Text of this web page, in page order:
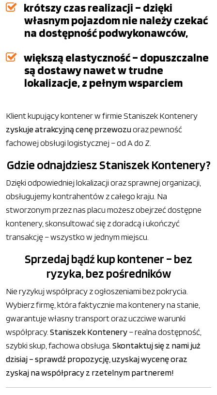
krótszy czas realizacji – dzięki
własnym pojazdom nie należy czekać
na dostępność podwykonawców,
większą elastyczność – dopuszczalne
są dostawy nawet w trudne
lokalizacje, z pełnym wsparciem
Klient kupujący kontener w firmie Staniszek Kontenery
zyskuje atrakcyjną cenę przewozuoraz pewność
fachowej obsługi logistycznej – od A do Z.
Gdzie odnajdziesz Staniszek Kontenery?
Dzięki odpowiedniej lokalizacji oraz sprawnej organizacji,
obsługujemy kontrahentów z całego kraju. Na
stworzonym przez nas placu możesz obejrzeć dostępne
kontenery, skonsultować się z doradcą i ukończyć
transakcję – wszystko w jednym miejscu.
Sprzedaj bądź kup kontener – bez
ryzyka, bez pośredników
Nie ryzykuj współpracy z ogłoszeniami bez pokrycia.
Wybierz firmę, która faktycznie ma kontenery na stanie,
gwarantuje własny transport oraz uczciwe warunki
współpracy.Staniszek Kontenery– realna dostępność,
szybki skup, fachowa obsługa.Skontaktuj się z nami już
dzisiaj – sprawdź propozycję, uzyskaj wycenę oraz
zyskaj na współpracy z rzetelnym partnerem!